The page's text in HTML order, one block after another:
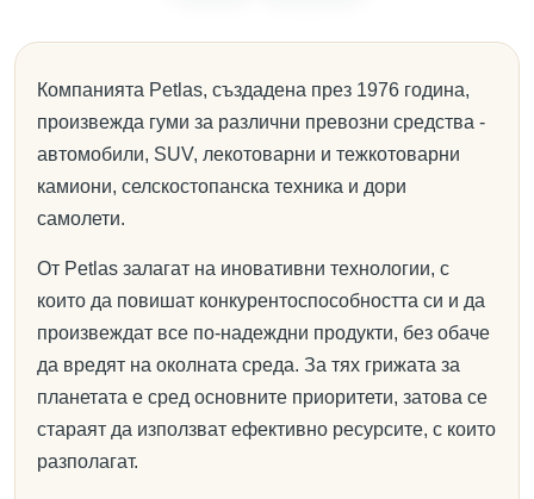
Компанията Petlas, създадена през 1976 година,
произвежда гуми за различни превозни средства -
автомобили, SUV, лекотоварни и тежкотоварни
камиони, селскостопанска техника и дори
самолети.
От Petlas залагат на иновативни технологии, с
които да повишат конкурентоспособността си и да
произвеждат все по-надеждни продукти, без обаче
да вредят на околната среда. За тях грижата за
планетата е сред основните приоритети, затова се
стараят да използват ефективно ресурсите, с които
разполагат.